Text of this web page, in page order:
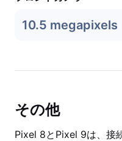
10.5 megapixels
その他
Pixel 8とPixel 9は、接